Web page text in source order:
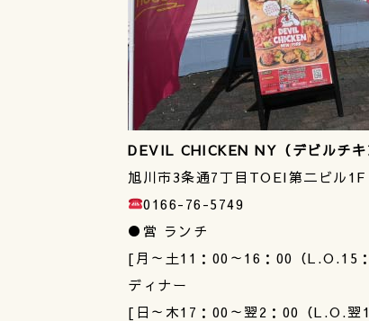
DEVIL CHICKEN NY（デビルチキ
旭川市3条通7丁目TOEI第二ビル1F
0166-76-5749
●営 ランチ
[月～土11：00～16：00（L.O.15
ディナー
[日～木17：00～翌2：00（L.O.翌